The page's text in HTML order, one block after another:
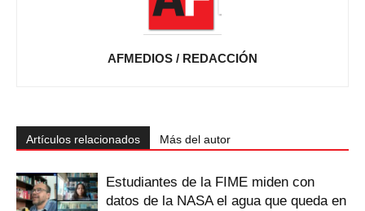
AFMEDIOS / REDACCIÓN
Artículos relacionados Más del autor
Estudiantes de la FIME miden con
datos de la NASA el agua que queda en